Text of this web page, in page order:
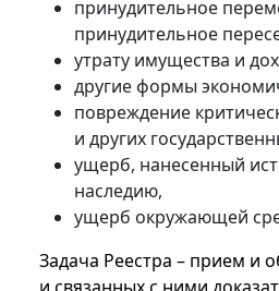
принудительное
принудительное
утрату имущества и
другие формы
повреждение
и других
ущерб, нанесенный
наследию,
ущерб окружающей
Задача Реестра – прием и